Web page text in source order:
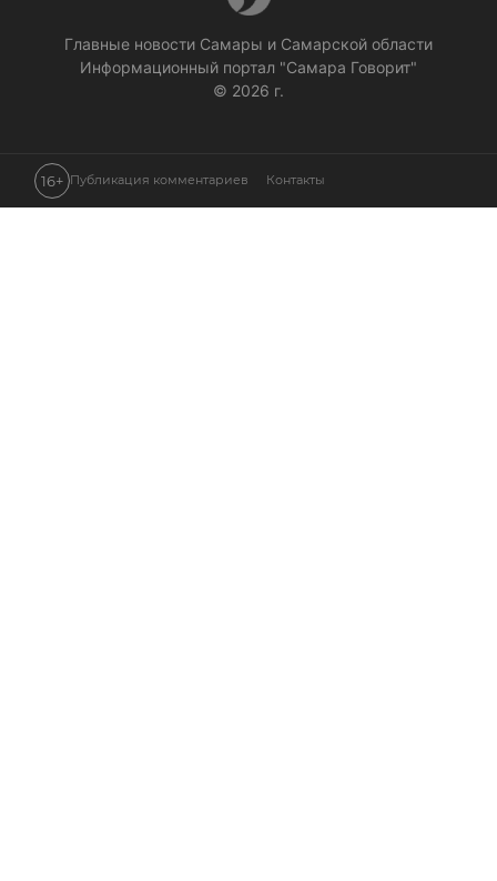
Главные новости Самары и Самарской области
Информационный портал "Самара Говорит"
© 2026 г.
16+ Публикация комментариев Контакты